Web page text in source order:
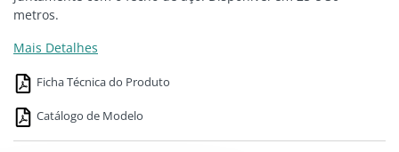
metros.
Mais Detalhes
Ficha Técnica do Produto
Catálogo de Modelo